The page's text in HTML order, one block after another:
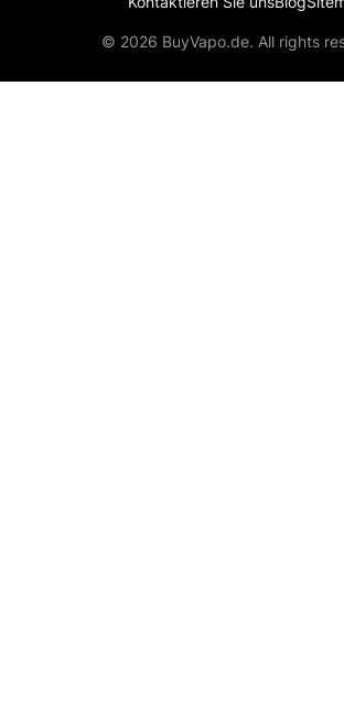
© 2026 BuyVapo.de. All rights